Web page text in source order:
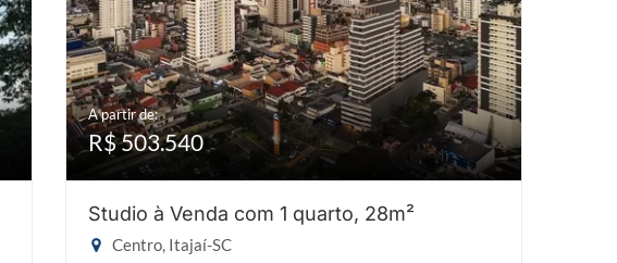
A partir de:
R$ 503.540
Studio à Venda com 1 quarto, 28m²
Centro, Itajaí-SC